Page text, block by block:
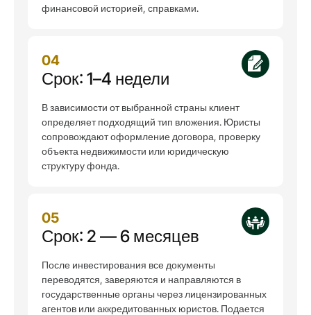
финансовой историей, справками.
04
Срок: 1–4 недели
В зависимости от выбранной страны клиент
определяет подходящий тип вложения. Юристы
сопровождают оформление договора, проверку
объекта недвижимости или юридическую
структуру фонда.
05
Срок: 2 — 6 месяцев
После инвестирования все документы
переводятся, заверяются и направляются в
государственные органы через лицензированных
агентов или аккредитованных юристов. Подается